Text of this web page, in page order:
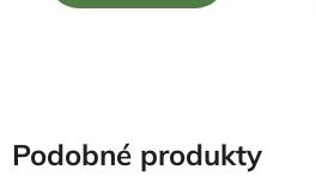
Podobné produkty